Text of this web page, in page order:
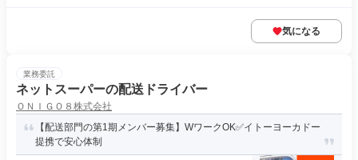
気になる
業務委託
ネットスーパーの配送ドライバー
ＯＮＩＧＯ８株式会社
【配送部門の第1期メンバー募集】WワークOK✅イトーヨーカドー
提携で安心体制